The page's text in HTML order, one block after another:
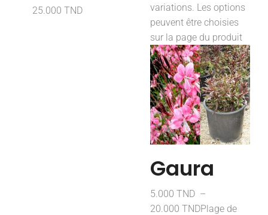
25.000 TND
variations. Les options
peuvent être choisies
sur la page du produit
Gaura
5.000 TND –
20.000 TNDPlage de